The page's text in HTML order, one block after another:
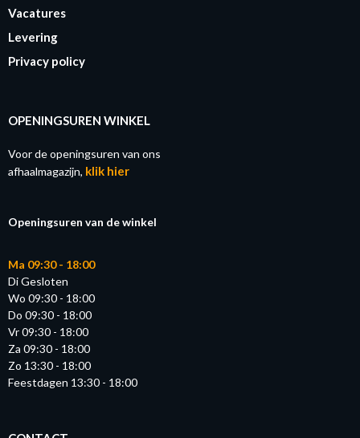
Vacatures
Levering
Privacy policy
OPENINGSUREN WINKEL
Voor de openingsuren van ons
afhaalmagazijn, klik hier
Openingsuren van de winkel
Ma 09:30 - 18:00
Di Gesloten
Wo 09:30 - 18:00
Do 09:30 - 18:00
Vr 09:30 - 18:00
Za 09:30 - 18:00
Zo 13:30 - 18:00
Feestdagen 13:30 - 18:00